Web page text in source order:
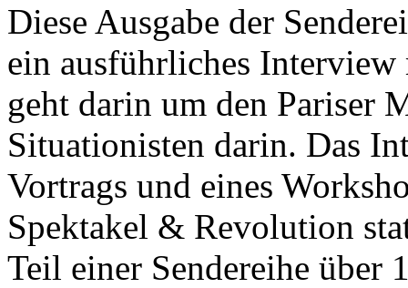
Diese Ausgabe der
ein ausführliches
geht darin um den Pariser
Situationisten darin. Das
Vortrags und eines
Spektakel & Revolution
Teil einer Sendereihe